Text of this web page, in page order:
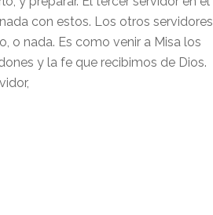
con estos. Los otros servidores
o nada. Es como venir a Misa los
y la fe que recibimos de Dios.